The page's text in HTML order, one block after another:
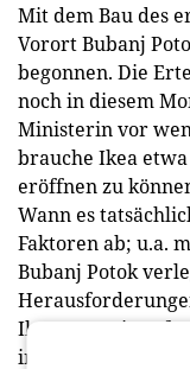
Mit dem Bau des
Vorort Bubanj
begonnen. Die
noch in diesem
Ministerin vor
brauche Ikea
eröffnen zu
Wann es
Faktoren ab; u.a.
Bubanj Potok
Ikea, 300 Mio. €
investieren (zwei